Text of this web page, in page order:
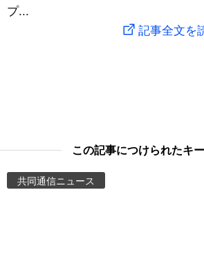
People
プ...
記事全文を
この記事につけられたキ
共同通信ニュース